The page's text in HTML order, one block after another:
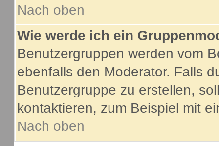
Nach oben
Wie werde ich ein
Benutzergruppen werden vom
ebenfalls den Moderator. Falls
Benutzergruppe zu erstellen,
kontaktieren, zum Beispiel mit
Nach oben